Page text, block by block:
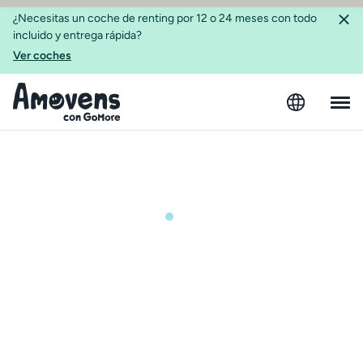
¿Necesitas un coche de renting por 12 o 24 meses con todo
incluido y entrega rápida?
Ver coches